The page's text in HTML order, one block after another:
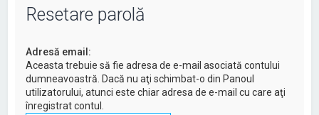
Resetare parolă
Adresă email:
Aceasta trebuie să fie adresa de e-mail asociată contului
dumneavoastră. Dacă nu aţi schimbat-o din Panoul
utilizatorului, atunci este chiar adresa de e-mail cu care aţi
înregistrat contul.